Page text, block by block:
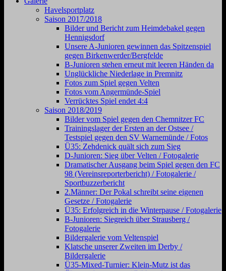
Havelsportplatz
Saison 2017/2018
Bilder und Bericht zum Heimdebakel gegen
Hennigsdorf
Unsere A-Junioren gewinnen das Spitzenspiel
gegen Birkenwerder/Bergfelde
B-Junioren stehen erneut mit leeren Händen da
Unglückliche Niederlage in Premnitz
Fotos zum Spiel gegen Velten
Fotos vom Angermünde-Spiel
Verrücktes Spiel endet 4:4
Saison 2018/2019
Bilder vom Spiel gegen den Chemnitzer FC
Trainingslager der Ersten an der Ostsee /
Testspiel gegen den SV Warnemünde / Fotos
Ü35: Zehdenick quält sich zum Sieg
D-Junioren: Sieg über Velten / Fotogalerie
Dramatischer Ausgang beim Spiel gegen den FC
98 (Vereinsreporterbericht) / Fotogalerie /
Sportbuzzerbericht
2.Männer: Der Pokal schreibt seine eigenen
Gesetze / Fotogalerie
Ü35: Erfolgreich in die Winterpause / Fotogalerie
B-Junioren: Siegreich über Strausberg /
Fotogalerie
Bildergalerie vom Veltenspiel
Klatsche unserer Zweiten im Derby /
Bildergalerie
Ü35-Mixed-Turnier: Klein-Mutz ist das